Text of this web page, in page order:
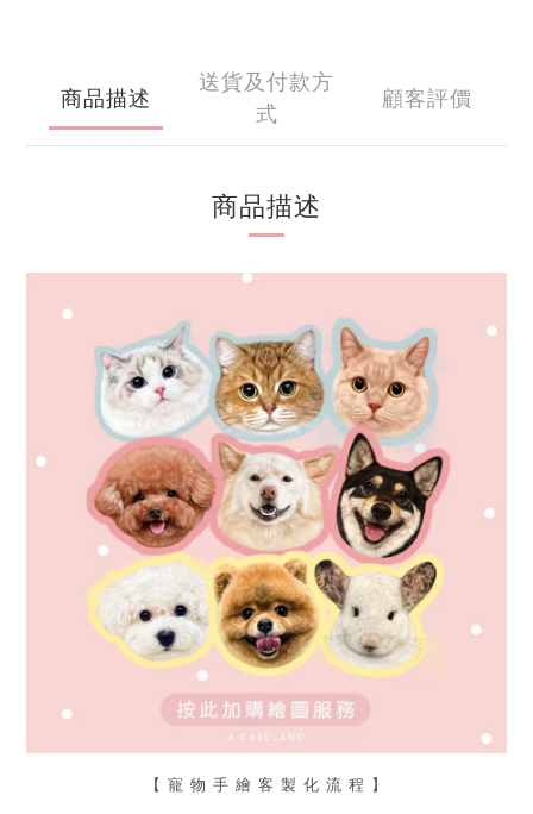
商品描述
送貨及付款方
式
顧客評價
商品描述
【 寵 物 手 繪 客 製 化 流 程 】